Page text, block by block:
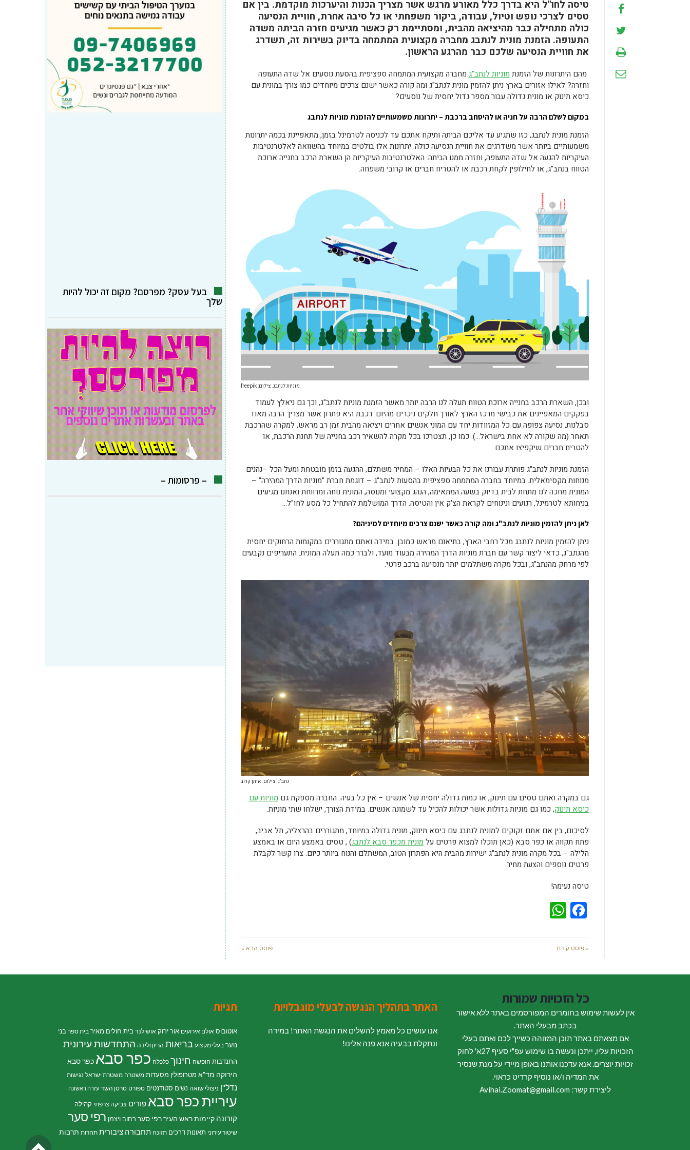
טיסה לחו"ל היא בדרך כלל מאורע מרגש אשר מצריך הכנות והיערכות מוקדמת. בין אם
טסים לצרכי נופש וטיול, עבודה, ביקור משפחתי או כל סיבה אחרת, חוויית הנסיעה
כולה מתחילה כבר מהיציאה מהבית, ומסתיימת רק כאשר מגיעים חזרה הביתה משדה
התעופה. הזמנת מונית לנתבג מחברה מקצועית המתמחה בדיוק בשירות זה, תשדרג
את חוויית הנסיעה שלכם כבר מהרגע הראשון.
מהם היתרונות של הזמנת מוניות לנתב"ג מחברה מקצועית המתמחה ספציפית בהסעת נוסעים אל שדה התעופה
וחזרה? לאילו אזורים בארץ ניתן להזמין מונית לנתב"ג ומה קורה כאשר ישנם צרכים מיוחדים כמו צורך במונית עם
כיסא תינוק או מונית גדולה עבור מספר גדול יחסית של נוסעים?
במקום לשלם הרבה על חניה או להיסחב ברכבת – יתרונות משמעותיים להזמנת מוניות לנתבג
הזמנת מונית לנתבג, כזו שתגיע עד אליכם הביתה ותיקח אתכם עד לכניסה לטרמינל בזמן, מתאפיינת בכמה יתרונות
משמעותיים ביותר אשר משדרגים את חוויית הנסיעה כולה. יתרונות אלו בולטים במיוחד בהשוואה לאלטרנטיבות
העיקריות להגעה אל שדה התעופה, וחזרה ממנו הביתה. האלטרנטיבות העיקריות הן השארת הרכב בחנייה ארוכת
הטווח בנתב"ג, או לחילופין לקחת רכבת או להטריח חברים או קרובי משפחה.
מוניות לנתבג. צילום: freepik
ובכן, השארת הרכב בחנייה ארוכת הטווח תעלה לנו הרבה יותר מאשר הזמנת מוניות לנתב"ג, וכך גם ניאלץ לעמוד
בפקקים המאפיינים את כבישי מרכז הארץ לאורך חלקים ניכרים מהיום. רכבת היא פתרון אשר מצריך הרבה מאוד
סבלנות, נסיעה צפופה עם כל המזוודות יחד עם המוני אנשים אחרים ויציאה מהבית זמן רב מראש, למקרה שהרכבת
תאחר (מה שקורה לא אחת בישראל…). כמו כן, תצטרכו בכל מקרה להשאיר רכב בחנייה של תחנת הרכבת, או
להטריח חברים שיקפיצו אתכם.
הזמנת מוניות לנתב"ג פותרת עבורנו את כל הבעיות האלו – המחיר משתלם, ההגעה בזמן מובטחת ומעל הכל –נהנים
מנוחות מקסימאלית. במיוחד בחברה המתמחה ספציפית בהסעות לנתב"ג – דוגמת חברת "מוניות הדרך המהירה" –
המונית מחכה לנו מתחת לבית בדיוק בשעה המתאימה, הנהג מקצועי ומנוסה, המונית נוחה ומרווחת ואנחנו מגיעים
בניחותא לטרמינל, רגועים ונינוחים לקראת הצ'ק אין והטיסה. הדרך המושלמת להתחיל כל מסע לחו"ל…
לאן ניתן להזמין מוניות לנתב"ג ומה קורה כאשר ישנם צרכים מיוחדים למיניהם?
ניתן להזמין מוניות לנתבג מכל רחבי הארץ, בתיאום מראש כמובן. במידה ואתם מתגוררים במקומות הרחוקים יחסית
מהנתב"ג, כדאי ליצור קשר עם חברת מוניות הדרך המהירה מבעוד מועד, ולברר כמה תעלה המונית. התעריפים נקבעים
לפי מרחק מהנתב"ג, ובכל מקרה משתלמים יותר מנסיעה ברכב פרטי.
נתב"ג. צילום: איתן קרוב
גם במקרה ואתם טסים עם תינוק, או כמות גדולה יחסית של אנשים – אין כל בעיה. החברה מספקת גם מוניות עם
כיסא תינוק, כמו גם מוניות גדולות אשר יכולות להכיל עד לשמונה אנשים. במידת הצורך, ישלחו שתי מוניות.
לסיכום, בין אם אתם זקוקים למונית לנתבג עם כיסא תינוק, מונית גדולה במיוחד, מתגוררים בהרצליה, תל אביב,
פתח תקווה או כפר סבא (כאן תוכלו למצוא פרטים על מונית מכפר סבא לנתבג) , טסים באמצע היום או באמצע
הלילה – בכל מקרה מונית לנתב"ג ישירות מהבית היא הפתרון הטוב, המשתלם והנוח ביותר כיום. צרו קשר לקבלת
פרטים נוספים והצעת מחיר.
טיסה נעימה!
Facebook
« פוסט קודם פוסט הבא »
בעל עסק? מפרסם? מקום זה יכול להיות
שלך
– פרסומות –
כל הזכויות שמורות
אין לעשות שימוש בחומרים המפורסמים באתר ללא אישור
בכתב מבעלי האתר.
אם מצאתם באתר תוכן המזוהה כשייך לכם ואתם בעלי
הזכויות עליו, ייתכן ונעשה בו שימוש עפ"י סעיף 27א' לחוק
זכויות יוצרים. אנא עדכנו אותנו באופן מיידי על מנת שנסיר
את המדיה ו/או נוסיף קרדיט כראוי.
ליצירת קשר: Avihai.Zoomat@gmail.com
האתר בתהליך הנגשה לבעלי מוגבלויות
אנו עושים כל מאמץ להשלים את הנגשת האתר! במידה
ונתקלת בבעיה אנא פנה אלינו!
תגיות
אוטובוס אולם אירועים אור ירוק אושילנד בית חולים מאיר בית ספר בני
נוער בעלי מקצוע בריאות הריון ולידה התחדשות עירונית
התנדבות חופשה חינוך כלכלה כפר סבא כפר סבא
הירוקה מד"א מטרופולין מסעדות משטרה משטרת ישראל נגישות
נדל"ן ניצולי שואה נשים סטודנטים ספורט סרטן השד עזרה ראשונה
עיריית כפר סבא פורים צביקה צרפתי קהילה
קורונה קיימותראש העיר רפי סער רחוב ויצמן רפי סער
שיטור עירוני תאונות דרכים תזונה תחבורה ציבורית תחרות תרבות